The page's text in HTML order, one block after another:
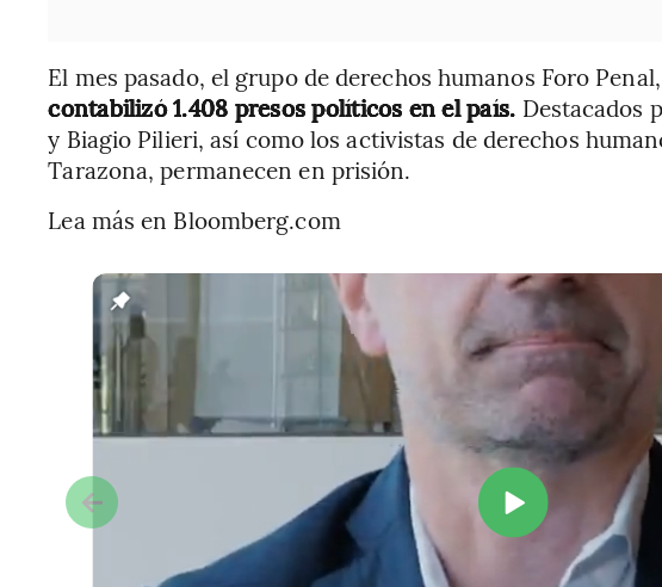
El mes pasado, el grupo de derechos humanos Foro
contabilizó 1.408 presos políticos en el país. Destacados
y Biagio Pilieri, así como los activistas de derechos
Tarazona, permanecen en prisión.
Lea más en Bloomberg.com